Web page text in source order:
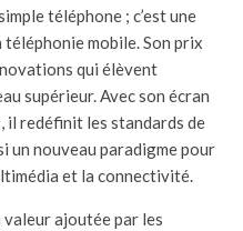
téléphone ; c’est une
mobile. Son prix
qui élèvent
supérieur. Avec son écran
il redéfinit les standards de
un nouveau paradigme pour
et la connectivité.
ajoutée par les